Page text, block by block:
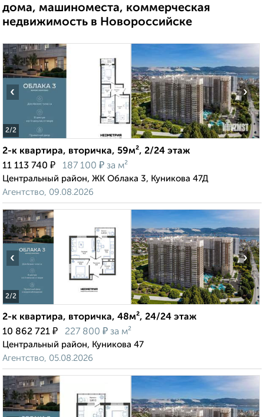
дома, машиноместа, коммерческая
недвижимость в Новороссийске
2/2
‹ ›
2-к квартира, вторичка, 59м², 2/24 этаж
11 113 740 ₽ 187 100 ₽ за м²
Центральный район, ЖК Облака 3, Куникова 47Д
Агентство, 09.08.2026
2/2
‹ ›
2-к квартира, вторичка, 48м², 24/24 этаж
10 862 721 ₽ 227 800 ₽ за м²
Центральный район, Куникова 47
Агентство, 05.08.2026